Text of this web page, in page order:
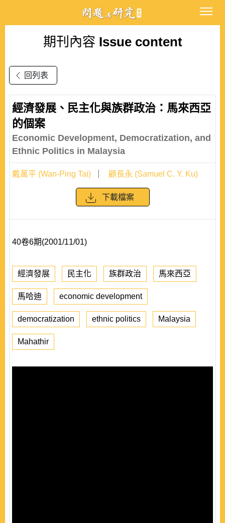
期刊內容 Issue content
回列表
經濟發展、民主化與族群政治：馬來西亞
的個案
Economic Development, Democratization, and
Ethnic Politics in Malaysia
戴萬平 (Wan-Ping Tai) 顧長永 (Samuel C. Y. Ku)
下載檔案
40卷6期(2001/11/01)
經濟發展 民主化 族群政治 馬來西亞
馬哈迪 economic development
democratization ethnic politics Malaysia
Mahathir